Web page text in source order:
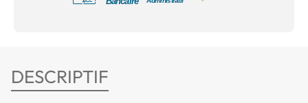
DESCRIPTIF